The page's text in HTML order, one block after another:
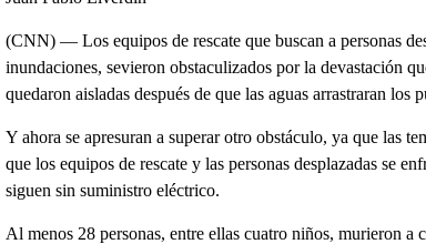
(CNN) — Los equipos de rescate que buscan a personas
inundaciones, sevieron obstaculizados por la devastación
quedaron aisladas después de que las aguas arrastraran los
Y ahora se apresuran a superar otro obstáculo, ya que las
que los equipos de rescate y las personas desplazadas se
siguen sin suministro eléctrico.
Al menos 28 personas, entre ellas cuatro niños, murieron a